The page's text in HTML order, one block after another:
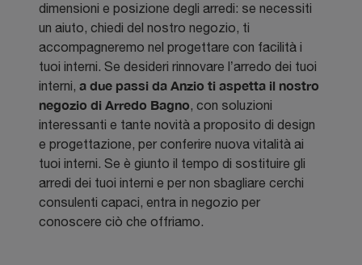
dimensioni e posizione degli arredi: se necessiti
un aiuto, chiedi del nostro negozio, ti
accompagneremo nel progettare con facilità i
tuoi interni. Se desideri rinnovare l’arredo dei tuoi
interni, a due passi da Anzio ti aspetta il nostro
negozio di Arredo Bagno, con soluzioni
interessanti e tante novità a proposito di design
e progettazione, per conferire nuova vitalità ai
tuoi interni. Se è giunto il tempo di sostituire gli
arredi dei tuoi interni e per non sbagliare cerchi
consulenti capaci, entra in negozio per
conoscere ciò che offriamo.